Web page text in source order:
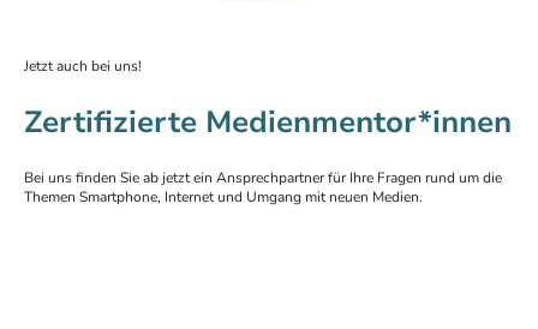
Jetzt auch bei uns!
Zertifizierte Medienmentor*innen
Bei uns finden Sie ab jetzt ein Ansprechpartner für Ihre Fragen rund um die
Themen Smartphone, Internet und Umgang mit neuen Medien.